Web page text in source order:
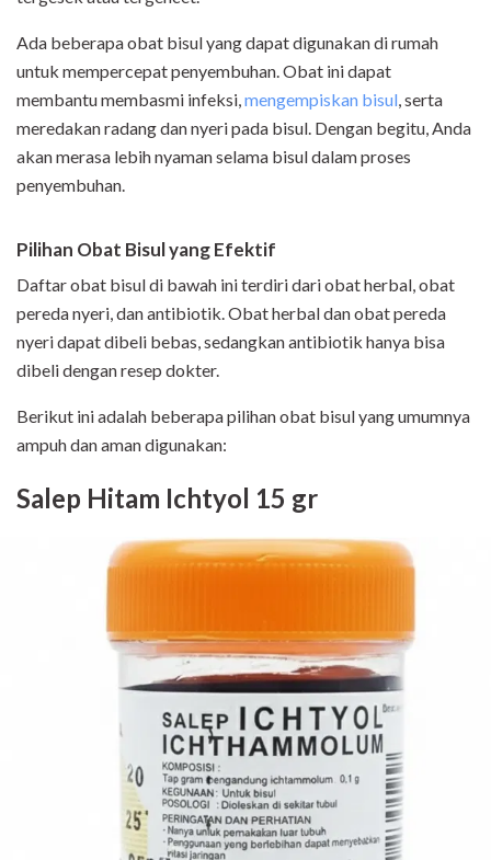
Ada beberapa obat bisul yang dapat digunakan di rumah
untuk mempercepat penyembuhan. Obat ini dapat
membantu membasmi infeksi,mengempiskan bisul, serta
meredakan radang dan nyeri pada bisul. Dengan begitu, Anda
akan merasa lebih nyaman selama bisul dalam proses
penyembuhan.
Pilihan Obat Bisul yangEfektif
Daftar obat bisul di bawah ini terdiri dari obat herbal, obat
pereda nyeri, dan antibiotik. Obat herbal dan obat pereda
nyeri dapat dibeli bebas, sedangkan antibiotik hanya bisa
dibeli dengan resep dokter.
Berikut ini adalah beberapa pilihan obat bisul yang umumnya
ampuh dan aman digunakan:
Salep Hitam Ichtyol 15 gr